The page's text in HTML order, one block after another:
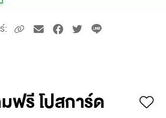
:
ฟรี โปสการ์ด